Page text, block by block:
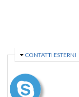
NASCONDI
CONTATTI ESTERNI